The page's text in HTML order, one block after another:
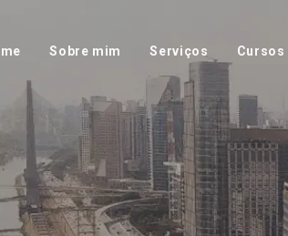
Sobre mim Serviços Cursos